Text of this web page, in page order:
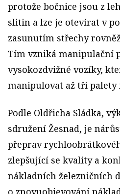
protože bočnice jsou z
slitin a lze je otevírat v
zasunutím střechy
Tím vzniká manipulační
vysokozdvižné vozíky,
manipulovat až tři palety
Podle Oldřicha Sládka,
sdružení Žesnad, je
přeprav
zlepšující se kvality a
nákladních železničních
o znovuobjevování